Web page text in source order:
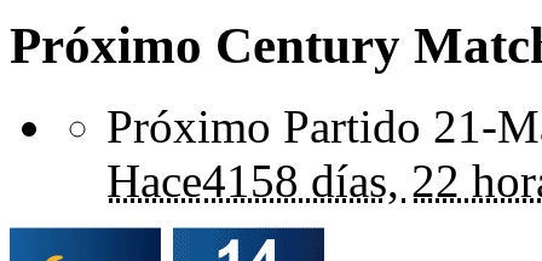
Próximo Century
Próximo Partido 21-
Hace4158 días, 22